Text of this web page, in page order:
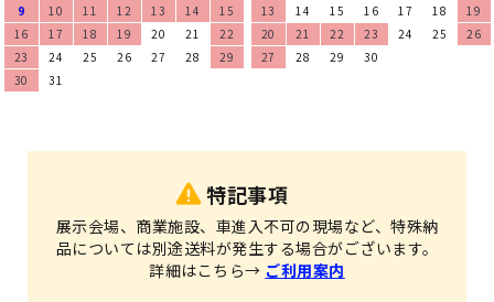
9
10 11 12 13 14
15
16
17 18 19 20 21
22
23
24 25 26 27 28
29
30
31
13
14 15 16 17 18
19
20
21 22 23 24 25
26
27
28 29 30
特記事項
展示会場、商業施設、車進入不可の現場など、特殊納
品については別途送料が発生する場合がございます。
詳細はこちら→ ご利用案内